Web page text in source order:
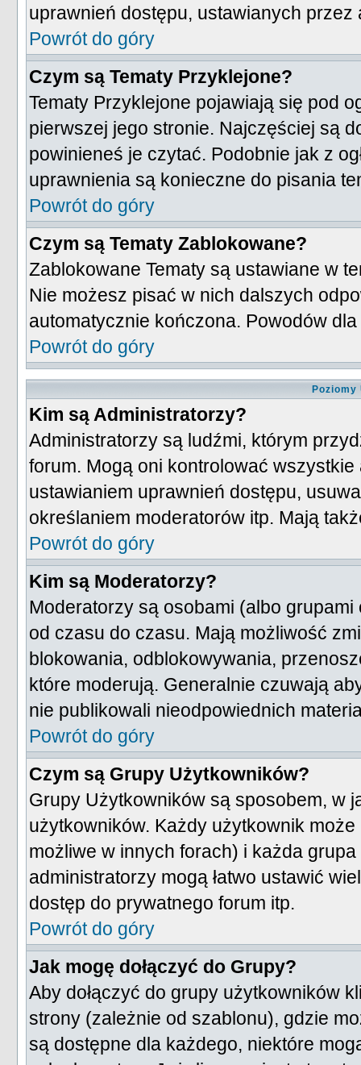
uprawnień dostępu, ustawianych przez
Powrót do góry
Czym są Tematy Przyklejone?
Tematy Przyklejone pojawiają się pod
pierwszej jego stronie. Najczęściej są
powinieneś je czytać. Podobnie jak z
uprawnienia są konieczne do pisania
Powrót do góry
Czym są Tematy Zablokowane?
Zablokowane Tematy są ustawiane w
Nie możesz pisać w nich dalszych
automatycznie kończona. Powodów
Powrót do góry
Kim są Administratorzy?
Administratorzy są ludźmi, którym
forum. Mogą oni kontrolować wszystkie
ustawianiem uprawnień dostępu,
określaniem moderatorów itp. Mają
Powrót do góry
Kim są Moderatorzy?
Moderatorzy są osobami (albo
od czasu do czasu. Mają możliwość
blokowania, odblokowywania,
które moderują. Generalnie czuwają
nie publikowali nieodpowiednich
Powrót do góry
Czym są Grupy Użytkowników?
Grupy Użytkowników są sposobem, w
użytkowników. Każdy użytkownik
możliwe w innych forach) i każda
administratorzy mogą łatwo ustawić
dostęp do prywatnego forum itp.
Powrót do góry
Jak mogę dołączyć do Grupy?
Aby dołączyć do grupy użytkowników
strony (zależnie od szablonu), gdzie
są dostępne dla każdego, niektóre